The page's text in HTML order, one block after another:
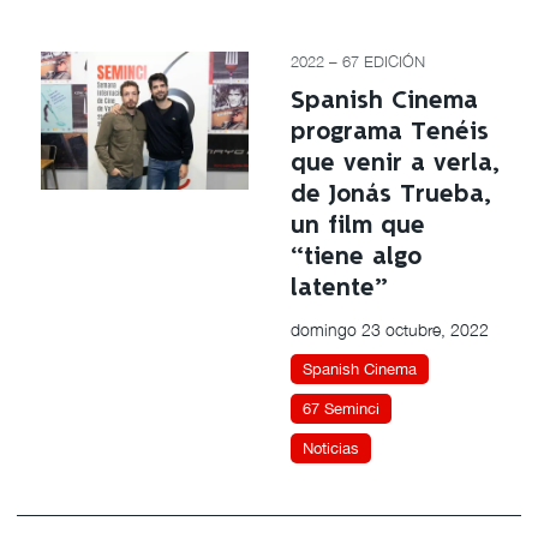
2022 – 67 EDICIÓN
Spanish Cinema
programa Tenéis
que venir a verla,
de Jonás Trueba,
un film que
“tiene algo
latente”
domingo 23 octubre, 2022
Spanish Cinema
67 Seminci
Noticias